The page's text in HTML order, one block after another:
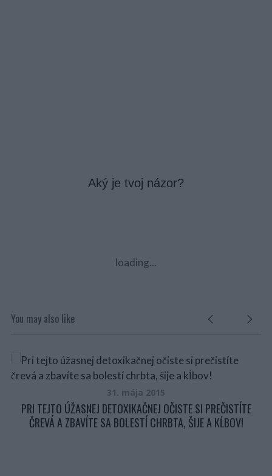
Aký je tvoj názor?
loading...
You may also like
31. mája 2015
PRI TEJTO ÚŽASNEJ DETOXIKAČNEJ OČISTE SI PREČISTÍTE
ČREVÁ A ZBAVÍTE SA BOLESTÍ CHRBTA, ŠIJE A KĹBOV!